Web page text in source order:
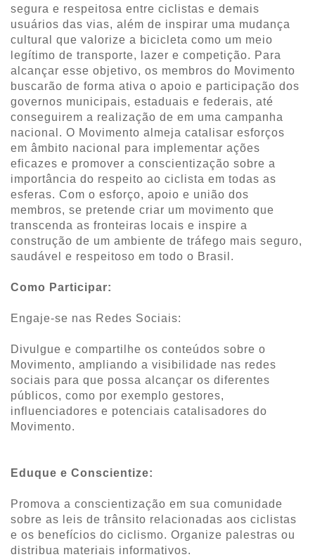
segura e respeitosa entre ciclistas e demais
usuários das vias, além de inspirar uma mudança
cultural que valorize a bicicleta como um meio
legítimo de transporte, lazer e competição. Para
alcançar esse objetivo, os membros do Movimento
buscarão de forma ativa o apoio e participação dos
governos municipais, estaduais e federais, até
conseguirem a realização de em uma campanha
nacional. O Movimento almeja catalisar esforços
em âmbito nacional para implementar ações
eficazes e promover a conscientização sobre a
importância do respeito ao ciclista em todas as
esferas. Com o esforço, apoio e união dos
membros, se pretende criar um movimento que
transcenda as fronteiras locais e inspire a
construção de um ambiente de tráfego mais seguro,
saudável e respeitoso em todo o Brasil.
Como Participar:
Engaje-se nas Redes Sociais:
Divulgue e compartilhe os conteúdos sobre o
Movimento, ampliando a visibilidade nas redes
sociais para que possa alcançar os diferentes
públicos, como por exemplo gestores,
influenciadores e potenciais catalisadores do
Movimento.
Eduque e Conscientize:
Promova a conscientização em sua comunidade
sobre as leis de trânsito relacionadas aos ciclistas
e os benefícios do ciclismo. Organize palestras ou
distribua materiais informativos.